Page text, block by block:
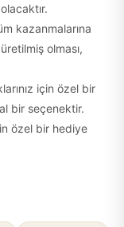
kazanmalarına
olması,
için özel bir
bir seçenektir.
özel bir hediye